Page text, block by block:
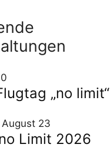
„no limit“
August 23
Limit 2026